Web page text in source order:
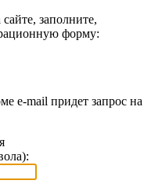
заполните,
форму:
e-mail придет запрос